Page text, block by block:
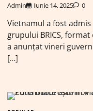
Admin Iunie 14, 2025 0
Vietnamul a fost admis
grupului BRICS,
a anunţat vineri
[…]